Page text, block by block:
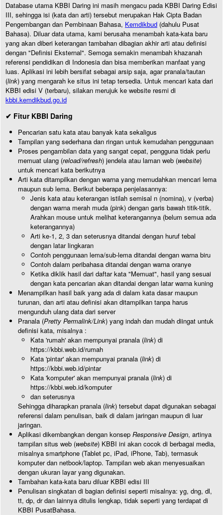
Database utama KBBI Daring ini masih mengacu pada KBBI Daring Edisi
III, sehingga isi (kata dan arti) tersebut merupakan Hak Cipta Badan
Pengembangan dan Pembinaan Bahasa, Kemdikbud (dahulu Pusat
Bahasa). Diluar data utama, kami berusaha menambah kata-kata baru
yang akan diberi keterangan tambahan dibagian akhir arti atau definisi
dengan "Definisi Eksternal". Semoga semakin menambah khazanah
referensi pendidikan di Indonesia dan bisa memberikan manfaat yang
luas. Aplikasi ini lebih bersifat sebagai arsip saja, agar pranala/tautan
(link) yang mengarah ke situs ini tetap tersedia. Untuk mencari kata dari
KBBI edisi V (terbaru), silakan merujuk ke website resmi di
kbbi.kemdikbud.go.id
✔ Fitur KBBI Daring
Pencarian satu kata atau banyak kata sekaligus
Tampilan yang sederhana dan ringan untuk kemudahan penggunaan
Proses pengambilan data yang sangat cepat, pengguna tidak perlu
memuat ulang (reload/refresh) jendela atau laman web (website)
untuk mencari kata berikutnya
Arti kata ditampilkan dengan warna yang memudahkan mencari lema
maupun sub lema. Berikut beberapa penjelasannya:
Jenis kata atau keterangan istilah semisal n (nomina), v (verba)
dengan warna merah muda (pink) dengan garis bawah titik-titik.
Arahkan mouse untuk melihat keterangannya (belum semua ada
keterangannya)
Arti ke-1, 2, 3 dan seterusnya ditandai dengan huruf tebal
dengan latar lingkaran
Contoh penggunaan lema/sub-lema ditandai dengan warna biru
Contoh dalam peribahasa ditandai dengan warna oranye
Ketika diklik hasil dari daftar kata "Memuat", hasil yang sesuai
dengan kata pencarian akan ditandai dengan latar warna kuning
Menampilkan hasil baik yang ada di dalam kata dasar maupun
turunan, dan arti atau definisi akan ditampilkan tanpa harus
mengunduh ulang data dari server
Pranala (Pretty Permalink/Link) yang indah dan mudah diingat untuk
definisi kata, misalnya :
Kata 'rumah' akan mempunyai pranala (link) di
https://kbbi.web.id/rumah
Kata 'pintar' akan mempunyai pranala (link) di
https://kbbi.web.id/pintar
Kata 'komputer' akan mempunyai pranala (link) di
https://kbbi.web.id/komputer
dan seterusnya
Sehingga diharapkan pranala (link) tersebut dapat digunakan sebagai
referensi dalam penulisan, baik di dalam jaringan maupun di luar
jaringan.
Aplikasi dikembangkan dengan konsep Responsive Design, artinya
tampilan situs web (website) KBBI ini akan cocok di berbagai media,
misalnya smartphone (Tablet pc, iPad, iPhone, Tab), termasuk
komputer dan netbook/laptop. Tampilan web akan menyesuaikan
dengan ukuran layar yang digunakan.
Tambahan kata-kata baru diluar KBBI edisi III
Penulisan singkatan di bagian definisi seperti misalnya: yg, dng, dl,
tt, dp, dr dan lainnya ditulis lengkap, tidak seperti yang terdapat di
KBBI PusatBahasa.